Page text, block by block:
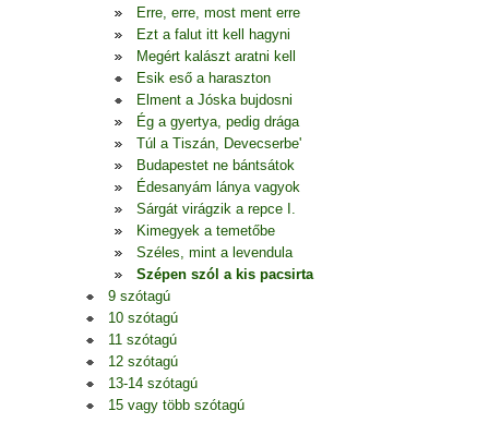
Erre, erre, most ment erre
Ezt a falut itt kell hagyni
Megért kalászt aratni kell
Esik eső a haraszton
Elment a Jóska bujdosni
Ég a gyertya, pedig drága
Túl a Tiszán, Devecserbe'
Budapestet ne bántsátok
Édesanyám lánya vagyok
Sárgát virágzik a repce I.
Kimegyek a temetőbe
Széles, mint a levendula
Szépen szól a kis pacsirta
9 szótagú
10 szótagú
11 szótagú
12 szótagú
13-14 szótagú
15 vagy több szótagú